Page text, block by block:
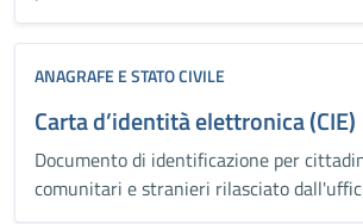
ANAGRAFE E STATO CIVILE
Carta d’identità elettronica (CIE)
Documento di identificazione per
comunitari e stranieri rilasciato